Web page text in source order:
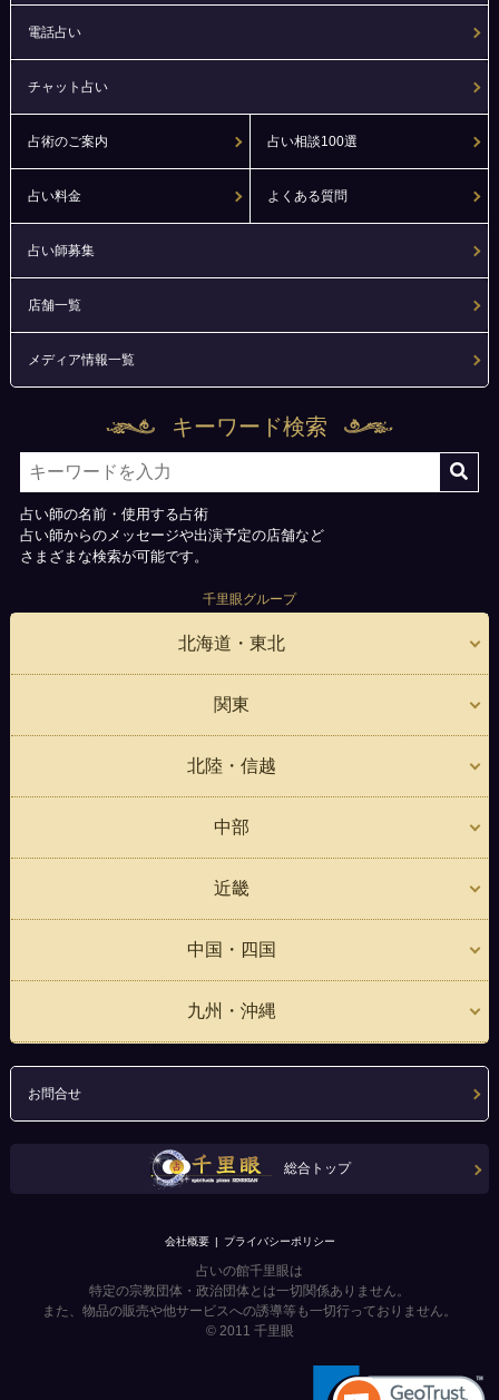
電話占い
チャット占い
占術のご案内 占い相談100選
占い料金 よくある質問
占い師募集
店舗一覧
メディア情報一覧
キーワード検索
占い師の名前・使用する占術
占い師からのメッセージや出演予定の店舗など
さまざまな検索が可能です。
千里眼グループ
北海道・東北
関東
北陸・信越
中部
近畿
中国・四国
九州・沖縄
お問合せ
総合トップ
会社概要 プライバシーポリシー
占いの館千里眼は
特定の宗教団体・政治団体とは一切関係ありません。
また、物品の販売や他サービスへの誘導等も一切行っておりません。
© 2011 千里眼